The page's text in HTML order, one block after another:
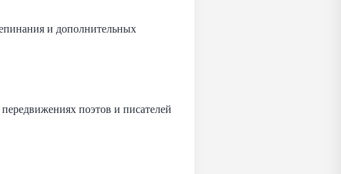
и дополнительных
поэтов и писателей